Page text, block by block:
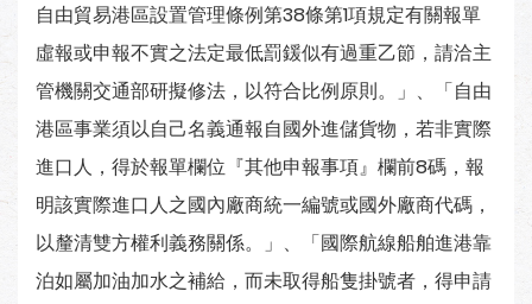
自由貿易港區設置管理條例第38條第1項規定有關報單
虛報或申報不實之法定最低罰鍰似有過重乙節，請洽主
管機關交通部研擬修法，以符合比例原則。」、「自由
港區事業須以自己名義通報自國外進儲貨物，若非實際
進口人，得於報單欄位『其他申報事項』欄前8碼，報
明該實際進口人之國內廠商統一編號或國外廠商代碼，
以釐清雙方權利義務關係。」、「國際航線船舶進港靠
泊如屬加油加水之補給，而未取得船隻掛號者，得申請